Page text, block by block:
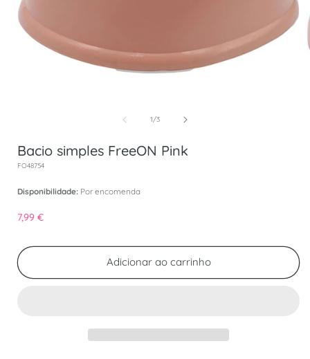
1/de
3
Bacio simples FreeON Pink
SKU:
FO48754
Disponibilidade: Por encomenda
Preço normal
7,99 €
Adicionar ao carrinho